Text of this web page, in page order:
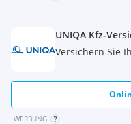
UNIQA Kfz-
Versichern Sie
WERBUNG